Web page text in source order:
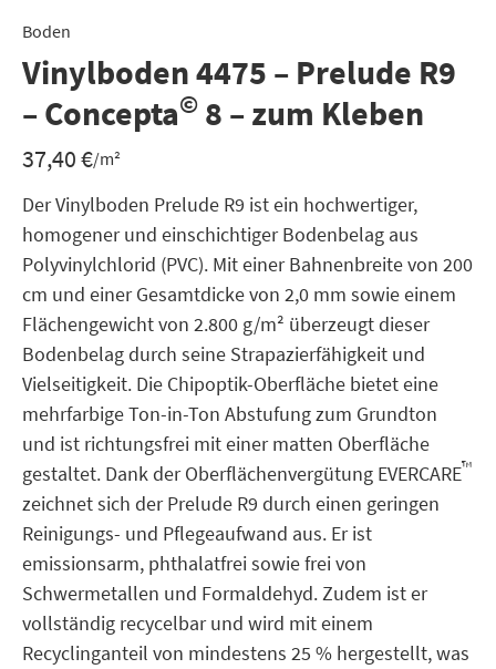
Boden
Vinylboden 4475 – Prelude R9
– Concepta© 8 – zum Kleben
37,40€/m²
Der Vinylboden Prelude R9 ist ein hochwertiger,
homogener und einschichtiger Bodenbelag aus
Polyvinylchlorid (PVC). Mit einer Bahnenbreite von 200
cm und einer Gesamtdicke von 2,0 mm sowie einem
Flächengewicht von 2.800 g/m² überzeugt dieser
Bodenbelag durch seine Strapazierfähigkeit und
Vielseitigkeit. Die Chipoptik-Oberfläche bietet eine
mehrfarbige Ton-in-Ton Abstufung zum Grundton
und ist richtungsfrei mit einer matten Oberfläche
gestaltet. Dank der Oberflächenvergütung EVERCARE™
zeichnet sich der Prelude R9 durch einen geringen
Reinigungs- und Pflegeaufwand aus. Er ist
emissionsarm, phthalatfrei sowie frei von
Schwermetallen und Formaldehyd. Zudem ist er
vollständig recycelbar und wird mit einem
Recyclinganteil von mindestens 25 % hergestellt, was